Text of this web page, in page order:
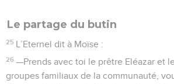
Le partage du butin
25 L’Eternel dit à Moïse :
26 —Prends avec toi le prêtre Eléazar et
groupes familiaux de la communauté,